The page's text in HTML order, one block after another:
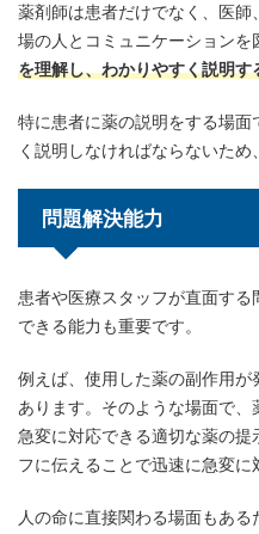
薬剤師は患者だけでなく、医
場の人とコミュニケーションを
を理解し、わかりやすく説明す
特に患者に薬の説明をする場
く説明しなければならないため
問題解決能力
患者や医療スタッフが直面す
できる能力も重要です。
例えば、使用した薬の副作用
あります。そのような場面で、
急変に対応できる適切な薬の
フに伝えることで迅速に急変に
人の命に直接関わる場面もあ